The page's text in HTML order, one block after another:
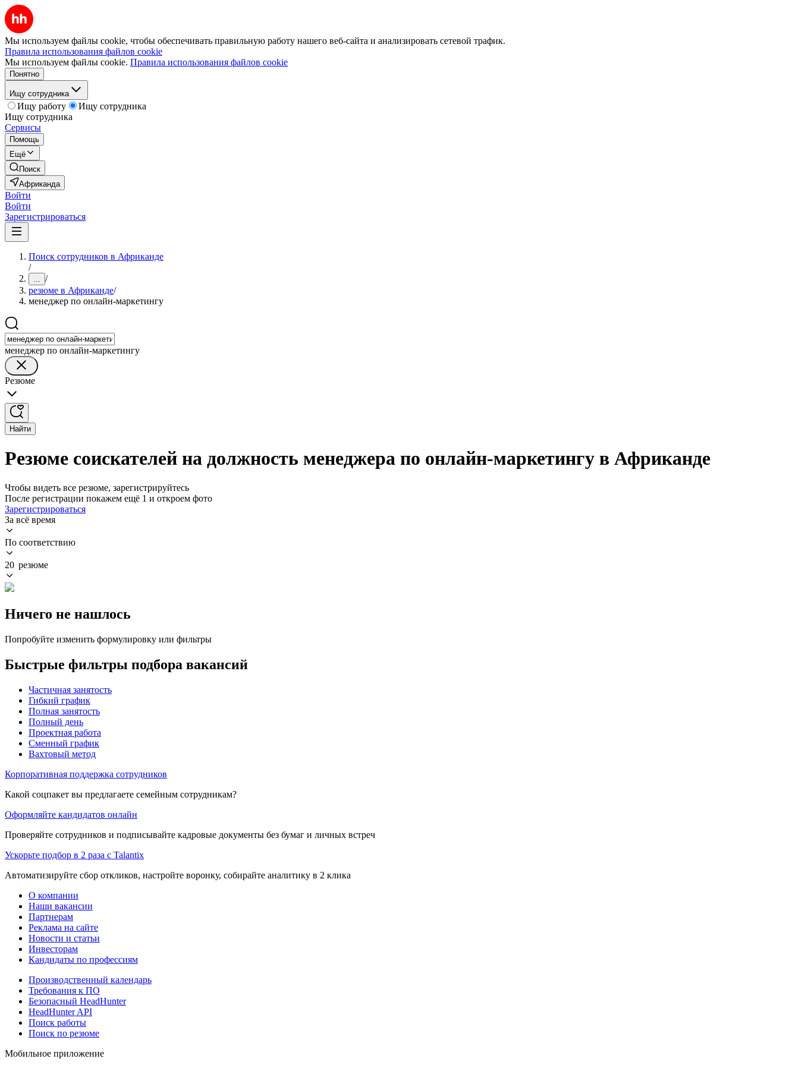
Мы используем файлы cookie, чтобы обеспечивать правильную работу нашего веб-сайта и анализировать сетевой трафик.
Правила использования файлов cookie
Мы используем файлы cookie. Правила использования файлов cookie
Понятно
Ищу сотрудника
Ищу работу
Ищу сотрудника
Ищу сотрудника
Сервисы
Помощь
Ещё
Поиск
Африканда
Войти
Войти
Зарегистрироваться
Поиск сотрудников в Африканде
/
... /
резюме в Африканде/
менеджер по онлайн-маркетингу
менеджер по онлайн-маркетингу
Резюме
Найти
Резюме соискателей на должность менеджера по онлайн-маркетингу в Африканде
Чтобы видеть все резюме, зарегистрируйтесь
После регистрации покажем ещё 1 и откроем фото
Зарегистрироваться
За всё время
По соответствию
20 резюме
Ничего не нашлось
Попробуйте изменить формулировку или фильтры
Быстрые фильтры подбора вакансий
Частичная занятость
Гибкий график
Полная занятость
Полный день
Проектная работа
Сменный график
Вахтовый метод
Корпоративная поддержка сотрудников
Какой соцпакет вы предлагаете семейным сотрудникам?
Оформляйте кандидатов онлайн
Проверяйте сотрудников и подписывайте кадровые документы без бумаг и личных встреч
Ускорьте подбор в 2 раза с Talantix
Автоматизируйте сбор откликов, настройте воронку, собирайте аналитику в 2 клика
О компании
Наши вакансии
Партнерам
Реклама на сайте
Новости и статьи
Инвесторам
Кандидаты по профессиям
Производственный календарь
Требования к ПО
Безопасный HeadHunter
HeadHunter API
Поиск работы
Поиск по резюме
Мобильное приложение